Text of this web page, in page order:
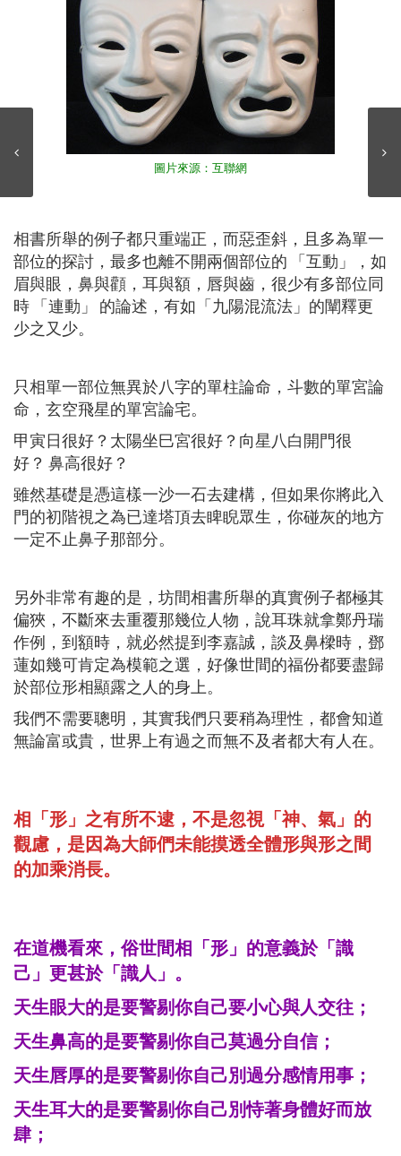
圖片來源：互聯網
相書所舉的例子都只重端正，而惡歪斜，且多為單一
部位的探討，最多也離不開兩個部位的 「互動」，如
眉與眼，鼻與顴，耳與額，唇與齒，很少有多部位同
時 「連動」 的論述，有如「九陽混流法」的闡釋更
少之又少。
只相單一部位無異於八字的單柱論命，斗數的單宮論
命，玄空飛星的單宮論宅。
甲寅日很好？太陽坐巳宮很好？向星八白開門很
好？ 鼻高很好？
雖然基礎是憑這樣一沙一石去建構，但如果你將此入
門的初階視之為已達塔頂去睥睨眾生，你碰灰的地方
一定不止鼻子那部分。
另外非常有趣的是，坊間相書所舉的真實例子都極其
偏狹，不斷來去重覆那幾位人物，說耳珠就拿鄭丹瑞
作例，到額時，就必然提到李嘉誠，談及鼻樑時，鄧
蓮如幾可肯定為模範之選，好像世間的福份都要盡歸
於部位形相顯露之人的身上。
我們不需要聰明，其實我們只要稍為理性，都會知道
無論富或貴，世界上有過之而無不及者都大有人在。
相「形」之有所不逮，不是忽視「神、氣」的
觀慮，是因為大師們未能摸透全體形與形之間
的加乘消長。
在道機看來，俗世間相「形」的意義於「識
己」更甚於「識人」。
天生眼大的是要警剔你自己要小心與人交往；
天生鼻高的是要警剔你自己莫過分自信；
天生唇厚的是要警剔你自己別過分感情用事 ；
天生耳大的是要警剔你自己別恃著身體好而放
肆 ；